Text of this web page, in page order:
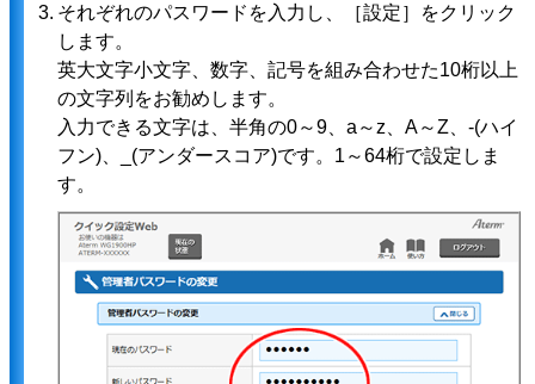
3. それぞれのパスワードを入力し、［設定］をクリック
します。
英大文字小文字、数字、記号を組み合わせた10桁以上
の文字列をお勧めします。
入力できる文字は、半角の0～9、a～z、A～Z、-(ハイ
フン)、_(アンダースコア)です。1～64桁で設定しま
す。